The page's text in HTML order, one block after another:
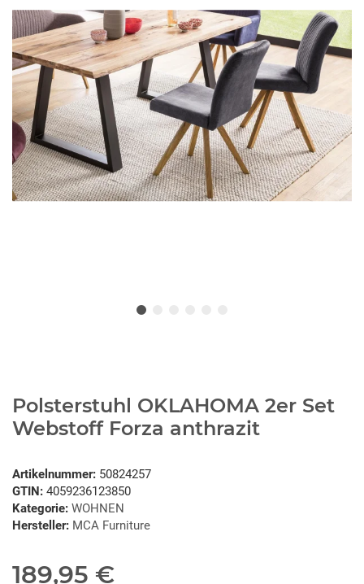
Polsterstuhl OKLAHOMA 2er Set
Webstoff Forza anthrazit
Artikelnummer: 50824257
GTIN: 4059236123850
Kategorie: WOHNEN
Hersteller: MCA Furniture
189,95 €